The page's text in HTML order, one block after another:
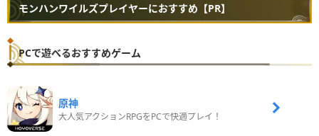
モンハンワイルズプレイヤーにおすすめ【PR】
PCで遊べるおすすめゲーム
原神
大人気アクションRPGをPCで快適プレイ！